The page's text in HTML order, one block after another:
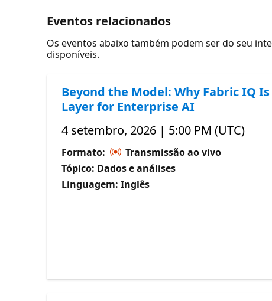
Eventos relacionados
Os eventos abaixo também podem ser do seu
disponíveis.
Beyond the Model: Why Fabric IQ
Layer for Enterprise AI
4 setembro, 2026 | 5:00 PM (UTC)
Formato:
Transmissão ao vivo
Tópico: Dados e análises
Linguagem: Inglês